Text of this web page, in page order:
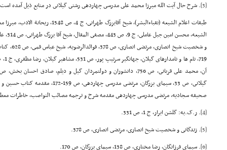
[3] . شرح حال آیت الله میرزا محمد على مدرسى چهاردهى رشتى گیلانى در منابع ذیل آمده
گیلانى، ص 33, سیماى بزرگان، مرتضى
صحیفه سجادیه، مرتضى مدرسى چهاردهى مقدمه شرح و ترجمه مصائب النواصب, خاطرات
[4] . ر.ک.به: گلشن ابرار، ج 1، ص 331.
[5] . زندگانى و شخصیت شیخ انصارى، مرتضى انصارى، ص 378.
[6] . سیماى فرزانگان، رضا مختارى، ص 138, سیماى بزرگان، ص 170.